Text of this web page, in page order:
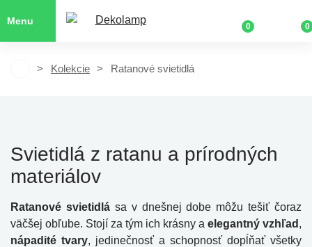
Menu
0 0
Kolekcie Ratanové svietidlá
Svietidlá z ratanu a prírodných
materiálov
Ratanové svietidlása v dnešnej dobe môžu tešiť čoraz
väčšej obľube. Stojí za tým ich krásny a elegantný vzhľad ,
nápadité tvary, jedinečnosť a schopnosť dopĺňať všetky